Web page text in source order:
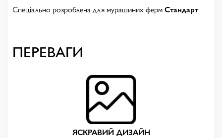
Спеціально розроблена для мурашиних фермСтандарт
ПЕРЕВАГИ
ЯСКРАВИЙ ДИЗАЙН